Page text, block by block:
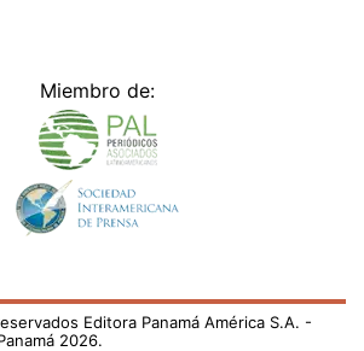
Miembro de:
Editora Panamá América S.A. -
2026.